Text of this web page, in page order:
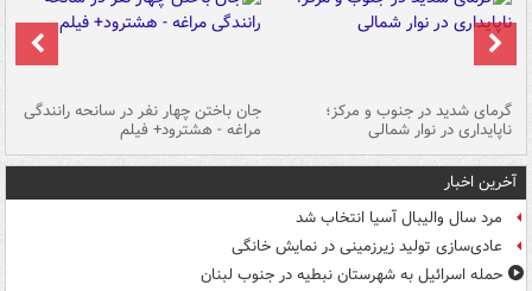
گرمای شدید در جنوب و مرکز؛
ناپایداری در نوار شمالی
جان باختن چهار نفر در سانحه رانندگی
مراغه - هشترود+ فیلم
آخرین اخبار
مرد سال والیبال آسیا انتخاب شد
عادی‌سازی تولید زیرزمینی در نمایش خانگی
حمله اسرائیل به شهرستان نبطیه در جنوب لبنان